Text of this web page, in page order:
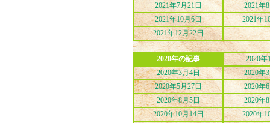
2021年7月21日
2021年
2021年10月6日
2021年
2021年12月22日
2020年の記事
2020年
2020年3月4日
2020年
2020年5月27日
2020年
2020年8月5日
2020年
2020年10月14日
2020年